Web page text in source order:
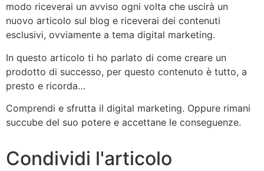
modo riceverai un avviso ogni volta che uscirà un
nuovo articolo sul blog e riceverai dei contenuti
esclusivi, ovviamente a tema digital marketing.
In questo articolo ti ho parlato di come creare un
prodotto di successo, per questo contenuto è tutto, a
presto e ricorda…
Comprendi e sfrutta il digital marketing. Oppure rimani
succube del suo potere e accettane le conseguenze.
Condividi l'articolo